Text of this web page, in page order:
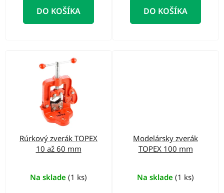
DO KOŠÍKA DO KOŠÍKA
Rúrkový zverák TOPEX
10 až 60 mm
Na sklade (1 ks)
Modelársky zverák
TOPEX 100 mm
Na sklade (1 ks)